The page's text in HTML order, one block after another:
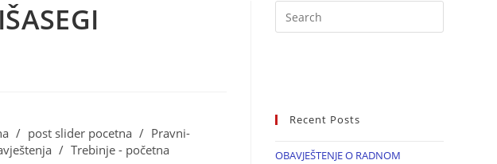
/ post slider pocetna / Pravni-
/ Trebinje - početna
Recent Posts
OBAVJEŠTENJE O RADNOM